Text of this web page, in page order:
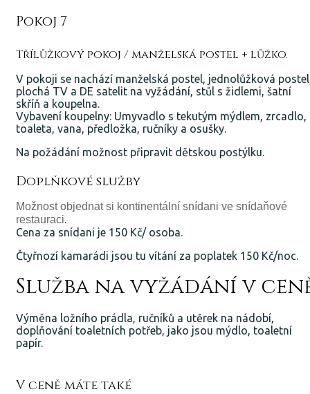
Pokoj 7
Třílůžkový pokoj / manželská postel + lůžko.
V pokoji se nachází manželská postel, jednolůžková
plochá TV a DE satelit na vyžádání, stůl s židlemi, šatní
skříň a koupelna.
Vybavení koupelny: Umyvadlo s tekutým mýdlem, zrcadlo,
toaleta, vana, předložka, ručníky a osušky.
Na požádání možnost připravit dětskou postýlku.
Doplňkové služby
Možnost objednat si kontinentální snídani ve snídaňové
restauraci.
Cena za snídani je 150 Kč/ osoba.
Čtyřnozí kamarádi jsou tu vítání za poplatek 150 Kč/noc.
Služba na vyžádání v
Výměna ložního prádla, ručníků a utěrek na nádobí,
doplňování toaletních potřeb, jako jsou mýdlo, toaletní
papír.
V ceně máte také